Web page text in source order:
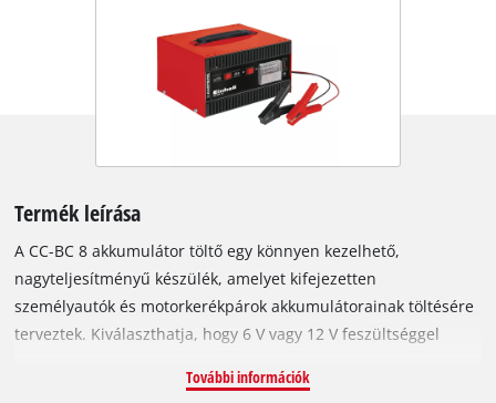
Termék leírása
A CC-BC 8 akkumulátor töltő egy könnyen kezelhető,
nagyteljesítményű készülék, amelyet kifejezetten
személyautók és motorkerékpárok akkumulátorainak töltésére
terveztek. Kiválaszthatja, hogy 6 V vagy 12 V feszültséggel
beállíthatja, hogy személyautók vagy motorkerékpárok
További információk